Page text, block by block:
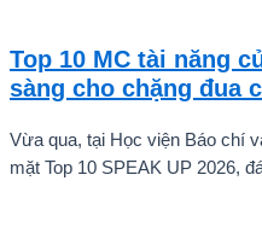
Top 10 MC tài năng
sàng cho chặng đua
Vừa qua, tại Học viện Báo chí
mặt Top 10 SPEAK UP 2026,